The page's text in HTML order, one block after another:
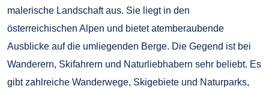
malerische Landschaft aus. Sie liegt in den
österreichischen Alpen und bietet atemberaubende
Ausblicke auf die umliegenden Berge. Die Gegend ist bei
Wanderern, Skifahrern und Naturliebhabern sehr beliebt. Es
gibt zahlreiche Wanderwege, Skigebiete und Naturparks,